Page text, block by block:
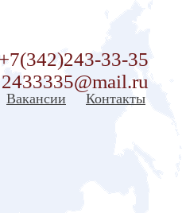
33-35
2433335@mail.ru
Вакансии Контакты